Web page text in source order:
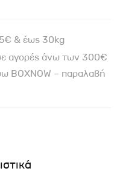
& έως 30kg
αγορές άνω των 300€
BOXNOW – παραλαβή